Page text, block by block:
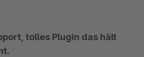
tolles Plugin das hält